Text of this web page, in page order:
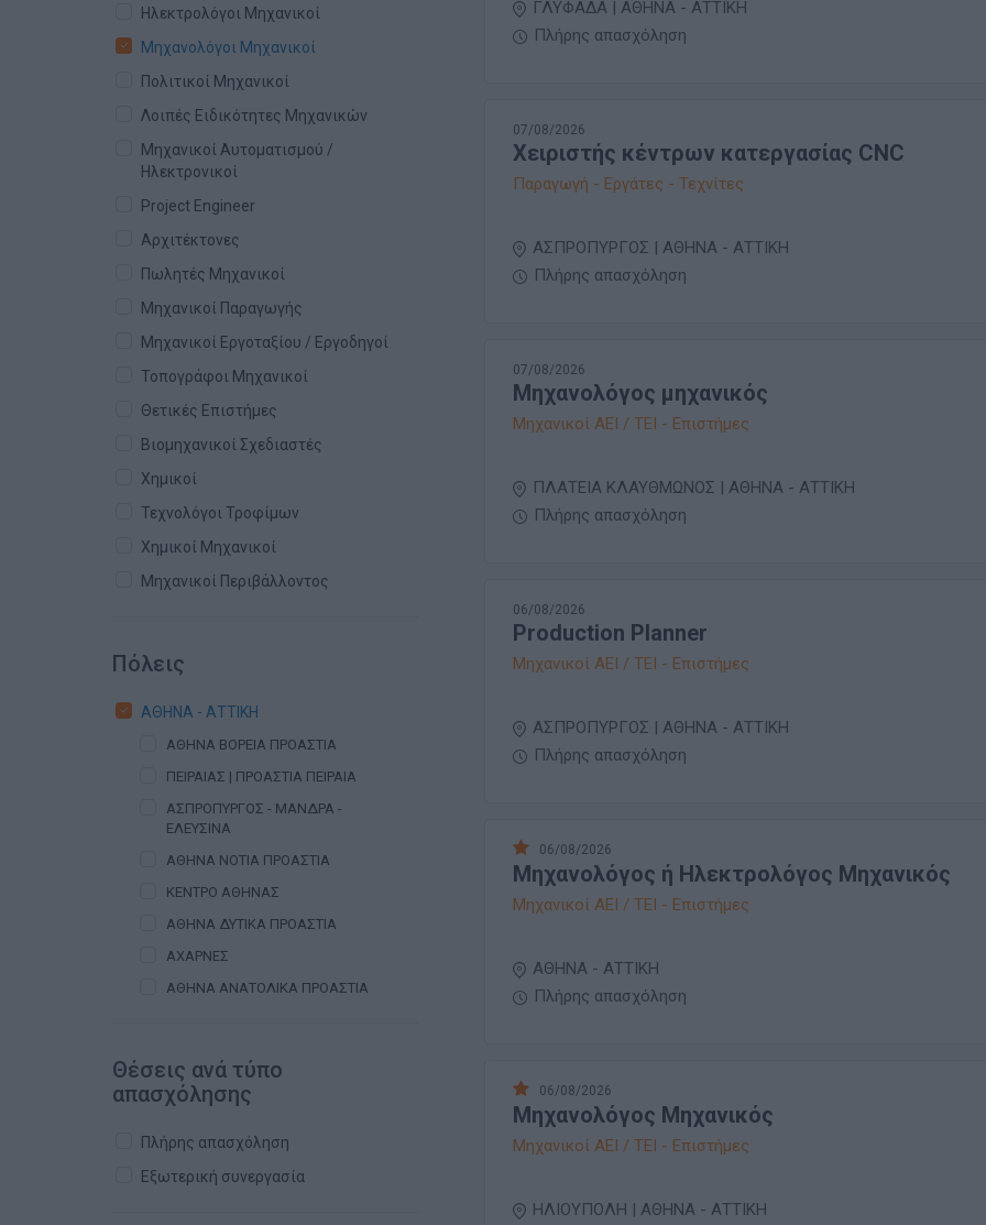
Ηλεκτρολόγοι Μηχανικοί
Μηχανολόγοι Μηχανικοί
Πολιτικοί Μηχανικοί
Λοιπές Ειδικότητες Μηχανικών
Μηχανικοί Αυτοματισμού /
Ηλεκτρονικοί
Project Engineer
Αρχιτέκτονες
Πωλητές Μηχανικοί
Μηχανικοί Παραγωγής
Μηχανικοί Εργοταξίου / Εργοδηγοί
Τοπογράφοι Μηχανικοί
Θετικές Επιστήμες
Βιομηχανικοί Σχεδιαστές
Χημικοί
Τεχνολόγοι Τροφίμων
Χημικοί Μηχανικοί
Μηχανικοί Περιβάλλοντος
Πόλεις
ΑΘΗΝΑ - ΑΤΤΙΚΗ
ΑΘΗΝΑ ΒΟΡΕΙΑ ΠΡΟΑΣΤΙΑ
ΠΕΙΡΑΙΑΣ | ΠΡΟΑΣΤΙΑ ΠΕΙΡΑΙΑ
ΑΣΠΡΟΠΥΡΓΟΣ - ΜΑΝΔΡΑ -
ΕΛΕΥΣΙΝΑ
ΑΘΗΝΑ ΝΟΤΙΑ ΠΡΟΑΣΤΙΑ
ΚΕΝΤΡΟ ΑΘΗΝΑΣ
ΑΘΗΝΑ ΔΥΤΙΚΑ ΠΡΟΑΣΤΙΑ
ΑΧΑΡΝΕΣ
ΑΘΗΝΑ ΑΝΑΤΟΛΙΚΑ ΠΡΟΑΣΤΙΑ
Θέσεις ανά τύπο
απασχόλησης
Πλήρης απασχόληση
Εξωτερική συνεργασία
ΓΛΥΦΑΔΑ | ΑΘΗΝΑ - ΑΤΤΙΚΗ
Πλήρης απασχόληση
07/08/2026
Χειριστής κέντρων κατεργασίας CNC
Παραγωγή - Εργάτες - Τεχνίτες
ΑΣΠΡΟΠΥΡΓΟΣ | ΑΘΗΝΑ - ΑΤΤΙΚΗ
Πλήρης απασχόληση
07/08/2026
Μηχανολόγος μηχανικός
Μηχανικοί ΑΕΙ / ΤΕΙ - Επιστήμες
ΠΛΑΤΕΙΑ ΚΛΑΥΘΜΩΝΟΣ | ΑΘΗΝΑ - ΑΤΤΙΚΗ
Πλήρης απασχόληση
06/08/2026
Production Planner
Μηχανικοί ΑΕΙ / ΤΕΙ - Επιστήμες
ΑΣΠΡΟΠΥΡΓΟΣ | ΑΘΗΝΑ - ΑΤΤΙΚΗ
Πλήρης απασχόληση
06/08/2026
Μηχανολόγος ή Ηλεκτρολόγος Μηχανικός
Μηχανικοί ΑΕΙ / ΤΕΙ - Επιστήμες
ΑΘΗΝΑ - ΑΤΤΙΚΗ
Πλήρης απασχόληση
06/08/2026
Μηχανολόγος Μηχανικός
Μηχανικοί ΑΕΙ / ΤΕΙ - Επιστήμες
ΗΛΙΟΥΠΟΛΗ | ΑΘΗΝΑ - ΑΤΤΙΚΗ